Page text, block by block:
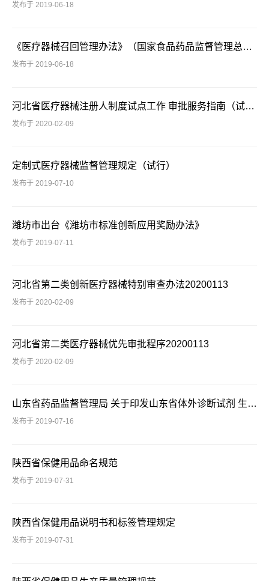
发布于 2019-06-18
《医疗器械召回管理办法》（国家食品药品监督管理总局令第29号）
发布于 2019-06-18
河北省医疗器械注册人制度试点工作 审批服务指南（试行）20200110
发布于 2020-02-09
定制式医疗器械监督管理规定（试行）
发布于 2019-07-10
潍坊市出台《潍坊市标准创新应用奖励办法》
发布于 2019-07-11
河北省第二类创新医疗器械特别审查办法20200113
发布于 2020-02-09
河北省第二类医疗器械优先审批程序20200113
发布于 2020-02-09
山东省药品监督管理局 关于印发山东省体外诊断试剂 生产现场检查指南的通知
发布于 2019-07-16
陕西省保健用品命名规范
发布于 2019-07-31
陕西省保健用品说明书和标签管理规定
发布于 2019-07-31